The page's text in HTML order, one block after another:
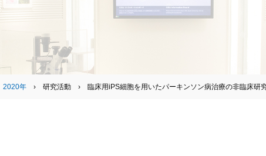
2020年› 研究活動 › 臨床用iPS細胞を用いたパーキンソン病治療の非臨床研